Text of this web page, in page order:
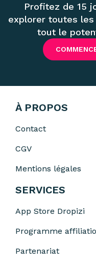
Profitez de 15
explorer toutes
tout le
À PROPOS
Contact
CGV
Mentions légales
SERVICES
App Store Dropizi
Programme
Partenariat